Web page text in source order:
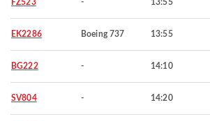
FZ523 - 13:55
EK2286 Boeing 737 13:55
BG222 - 14:10
SV804 - 14:20